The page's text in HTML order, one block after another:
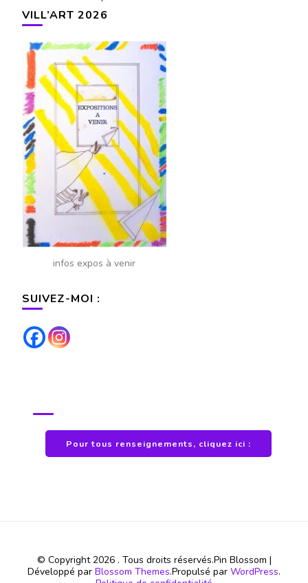
VILL’ART 2026
infos expos à venir
SUIVEZ-MOI :
Pour tous renseignements, cliquez ici :
© Copyright 2026 . Tous droits réservés.Pin Blossom |
Développé par Blossom Themes.Propulsé par WordPress.